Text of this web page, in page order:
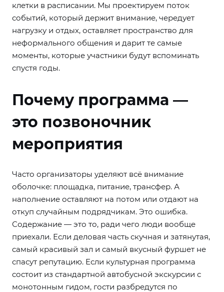
клетки в расписании. Мы проектируем поток
событий, который держит внимание, чередует
нагрузку и отдых, оставляет пространство для
неформального общения и дарит те самые
моменты, которые участники будут вспоминать
спустя годы.
Почему программа —
это позвоночник
мероприятия
Часто организаторы уделяют всё внимание
оболочке: площадка, питание, трансфер. А
наполнение оставляют на потом или отдают на
откуп случайным подрядчикам. Это ошибка.
Содержание — это то, ради чего люди вообще
приехали. Если деловая часть скучная и затянутая,
самый красивый зал и самый вкусный фуршет не
спасут репутацию. Если культурная программа
состоит из стандартной автобусной экскурсии с
монотонным гидом, гости разбредутся по